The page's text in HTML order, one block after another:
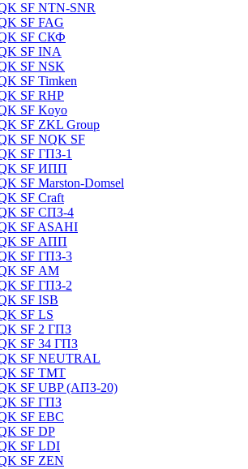
NTN-SNR
FAG
СКФ
INA
NSK
Timken
RHP
Koyo
ZKL Group
NQK SF
ГПЗ-1
ИПП
Marston-Domsel
Craft
СПЗ-4
ASAHI
АПП
ГПЗ-3
АМ
ГПЗ-2
ISB
LS
2 ГПЗ
34 ГПЗ
NEUTRAL
TMT
UBP (АПЗ-20)
ГПЗ
EBC
DP
LDI
ZEN